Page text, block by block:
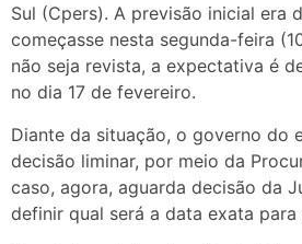
Sul (Cpers). A previsão inicial era
começasse nesta segunda-feira
não seja revista, a expectativa é
no dia 17 de fevereiro.
Diante da situação, o governo do
decisão liminar, por meio da
caso, agora, aguarda decisão da
definir qual será a data exata para